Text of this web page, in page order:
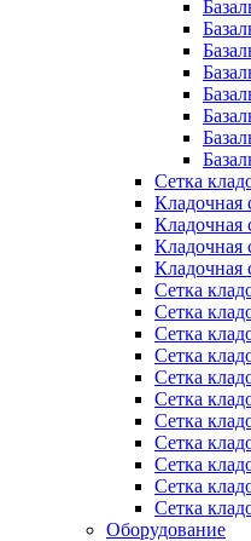
Сетка
Кладочная
Кладочная
Кладочная
Кладочная
Сетка
Сетка
Сетка
Сетка
Сетка
Сетка
Сетка
Сетка
Сетка
Сетка
Сетка
Оборудование